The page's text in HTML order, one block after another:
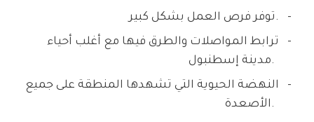
توفر فرص العمل بشكل كبير.
ترابط المواصلات والطرق فيها مع أغلب أحياء
مدينة إسطنبول.
النهضة الحيوية التي تشهدها المنطقة على جميع
الأصعدة.